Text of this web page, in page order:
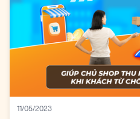
11/05/2023